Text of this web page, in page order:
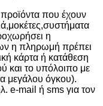
προϊόντα που έχουν
η
η πληρωμή πρέπει
κάρτα ή κατάθεση
και το υπόλοιπο με
μεγάλου όγκου).
e-mail ή sms για τον